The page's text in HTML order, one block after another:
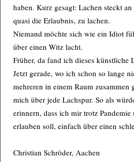
haben. Kurz gesagt: Lachen steckt
quasi die Erlaubnis, zu lachen.
Niemand möchte sich wie ein Idiot
über einen Witz lacht.
Früher, da fand ich dieses künstliche
Jetzt gerade, wo ich schon so lange
mehreren in einem Raum zusammen
mich über jede Lachspur. So als
erinnern, dass ich mir trotz
erlauben soll, einfach über einen
Christian Schröder, Aachen